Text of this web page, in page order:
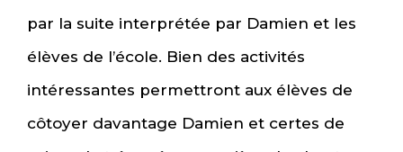
par la suite interprétée par Damien et les
élèves de l’école. Bien des activités
intéressantes permettront aux élèves de
côtoyer davantage Damien et certes de